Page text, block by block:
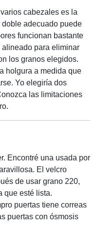
cabezales es la
doble adecuado puede
funcionan bastante
para eliminar
los granos elegidos.
holgura a medida que
Yo elegiría dos
las limitaciones
Encontré una usada por
El velcro
de usar grano 220,
que esté lista.
puertas tiene correas
puertas con ósmosis